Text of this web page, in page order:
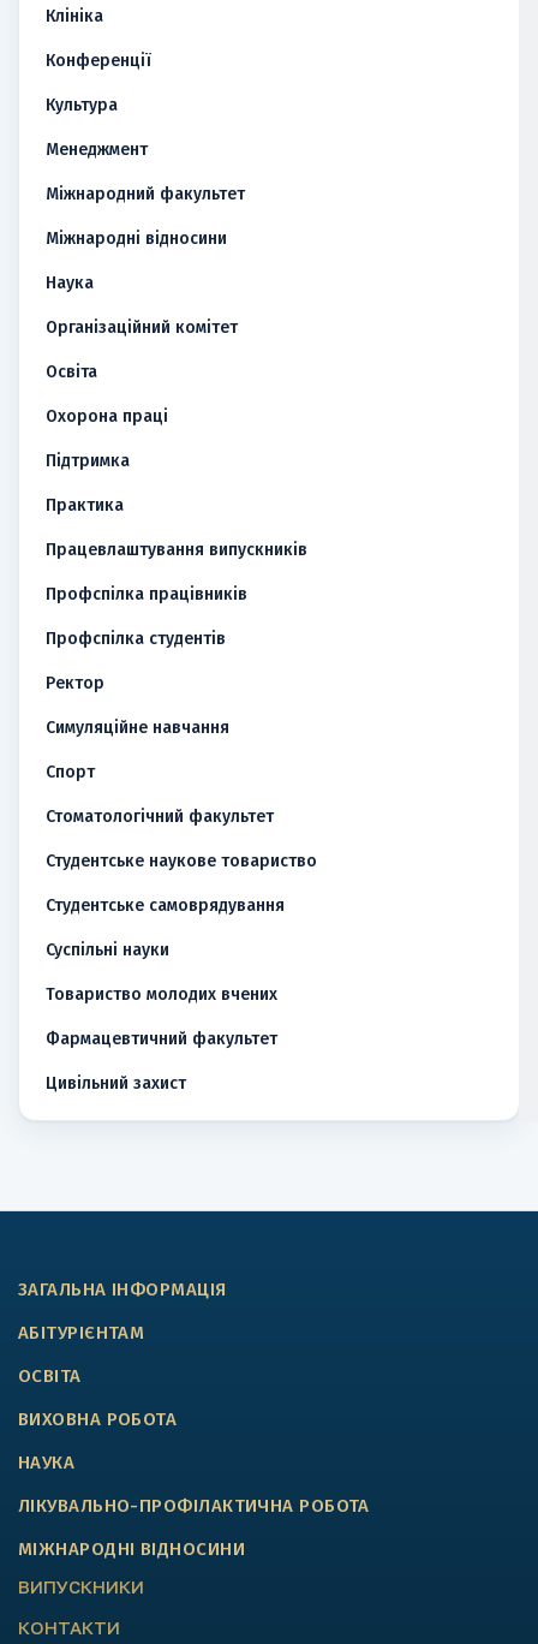
Клініка
Конференції
Культура
Менеджмент
Міжнародний факультет
Міжнародні відносини
Наука
Організаційний комітет
Освіта
Охорона праці
Підтримка
Практика
Працевлаштування випускників
Профспілка працівників
Профспілка студентів
Ректор
Симуляційне навчання
Спорт
Стоматологічний факультет
Студентське наукове товариство
Студентське самоврядування
Суспільні науки
Товариство молодих вчених
Фармацевтичний факультет
Цивільний захист
ЗАГАЛЬНА ІНФОРМАЦІЯ
АБІТУРІЄНТАМ
ОСВІТА
ВИХОВНА РОБОТА
НАУКА
ЛІКУВАЛЬНО-ПРОФІЛАКТИЧНА РОБОТА
МІЖНАРОДНІ ВІДНОСИНИ
ВИПУСКНИКИ
КОНТАКТИ